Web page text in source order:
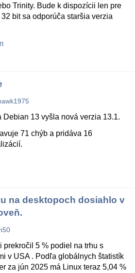
Trinity. Bude k dispozícii len pre
bit sa odporúča staršia verzia
Debian 13 vyšla nová verzia 13.1.
71 chýb a pridáva 16
na desktopoch dosiahlo v
prekročil 5 % podiel na trhu s
v USA . Podľa globálnych štatistík
za jún 2025 má Linux teraz 5,04 %